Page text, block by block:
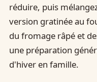
réduire, puis
version gratinée au
du fromage râpé et
une préparation
d'hiver en famille.